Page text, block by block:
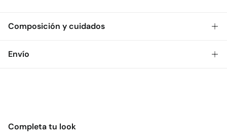
Composición y cuidados
Composición
Envío
CDMX y Área Metropolitana: 1-2 días.
Completa tu look